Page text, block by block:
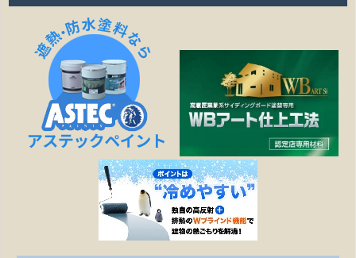
細かい壁のひび割れはきれいになりますか？
見積もりの金額より高くなることはありますか？
作業日程が延びたら、金額は変わりますか？
塗装工事以外の修繕工事も可能ですか？
どこまでが無料相談になるのですか？
施工は下請け業者に依頼されるのですか？
見積もりを依頼する際、必要なものはありますか？